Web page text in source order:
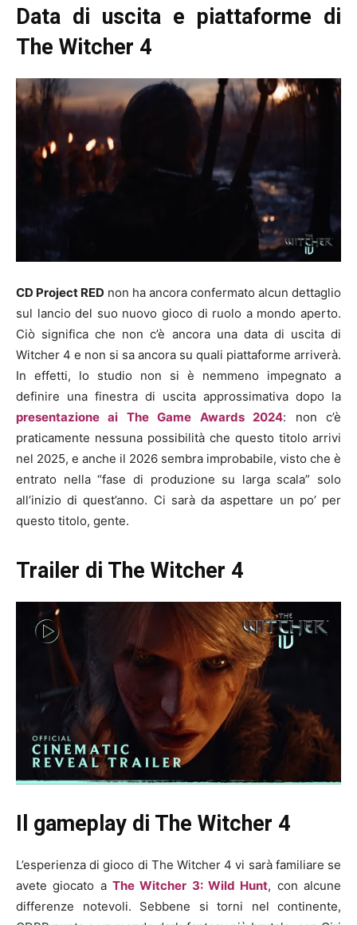
Data di uscita e piattaforme di
The Witcher 4
CD Project RED non ha ancora confermato alcun dettaglio
sul lancio del suo nuovo gioco di ruolo a mondo aperto.
Ciò significa che non c’è ancora una data di uscita di
Witcher 4 e non si sa ancora su quali piattaforme arriverà.
In effetti, lo studio non si è nemmeno impegnato a
definire una finestra di uscita approssimativa dopo la
presentazione ai The Game Awards 2024: non c’è
praticamente nessuna possibilità che questo titolo arrivi
nel 2025, e anche il 2026 sembra improbabile, visto che è
entrato nella “fase di produzione su larga scala” solo
all’inizio di quest’anno. Ci sarà da aspettare un po’ per
questo titolo, gente.
Trailer di The Witcher 4
Il gameplay di The Witcher 4
L’esperienza di gioco di The Witcher 4 vi sarà familiare se
avete giocato a The Witcher 3: Wild Hunt, con alcune
differenze notevoli. Sebbene si torni nel continente,